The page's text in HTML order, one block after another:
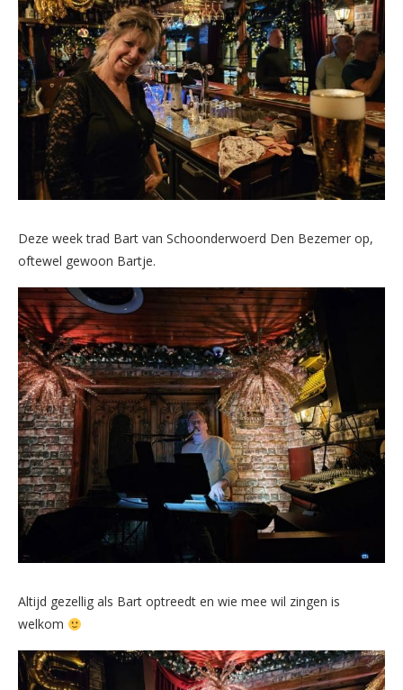
Deze week trad Bart van Schoonderwoerd Den Bezemer op,
oftewel gewoon Bartje.
Altijd gezellig als Bart optreedt en wie mee wil zingen is
welkom